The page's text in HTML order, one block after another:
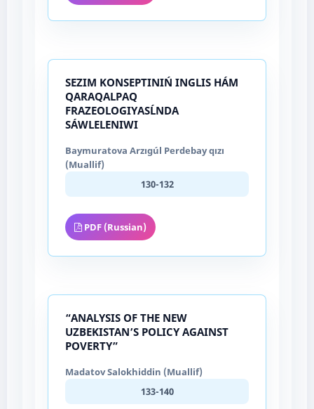
SEZIM KONSEPTINIŃ INGLIS HÁM
QARAQALPAQ
FRAZEOLOGIYASĹNDA
SÁWLELENIWI
Baymuratova Arzıgúl Perdebay qızı
(Muallif)
130-132
PDF (Russian)
“ANALYSIS OF THE NEW
UZBEKISTAN’S POLICY AGAINST
POVERTY”
Madatov Salokhiddin (Muallif)
133-140